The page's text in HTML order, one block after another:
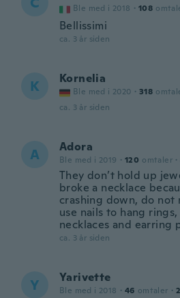
Ble med i 2018 · 108
Bellissimi
ca. 3 år siden
K Kornelia
Ble med i 2020 · 318
ca. 3 år siden
A Adora
Ble med i 2019 · 120 omtaler ·
They don’t hold up
broke a necklace
crashing down, do not
use nails to hang
necklaces and earring
ca. 3 år siden
Y Yarivette
Ble med i 2018 · 46 omtaler ·